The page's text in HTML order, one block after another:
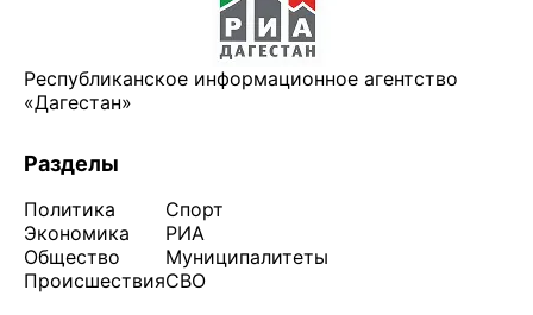
Республиканское информационное агентство
«Дагестан»
Разделы
Политика
Экономика
Общество
Происшествия
Спорт
РИА
Муниципалитеты
СВО